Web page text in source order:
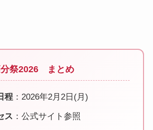
分祭2026 まとめ
程：2026年2月2日(月)
ス ：公式サイト参照